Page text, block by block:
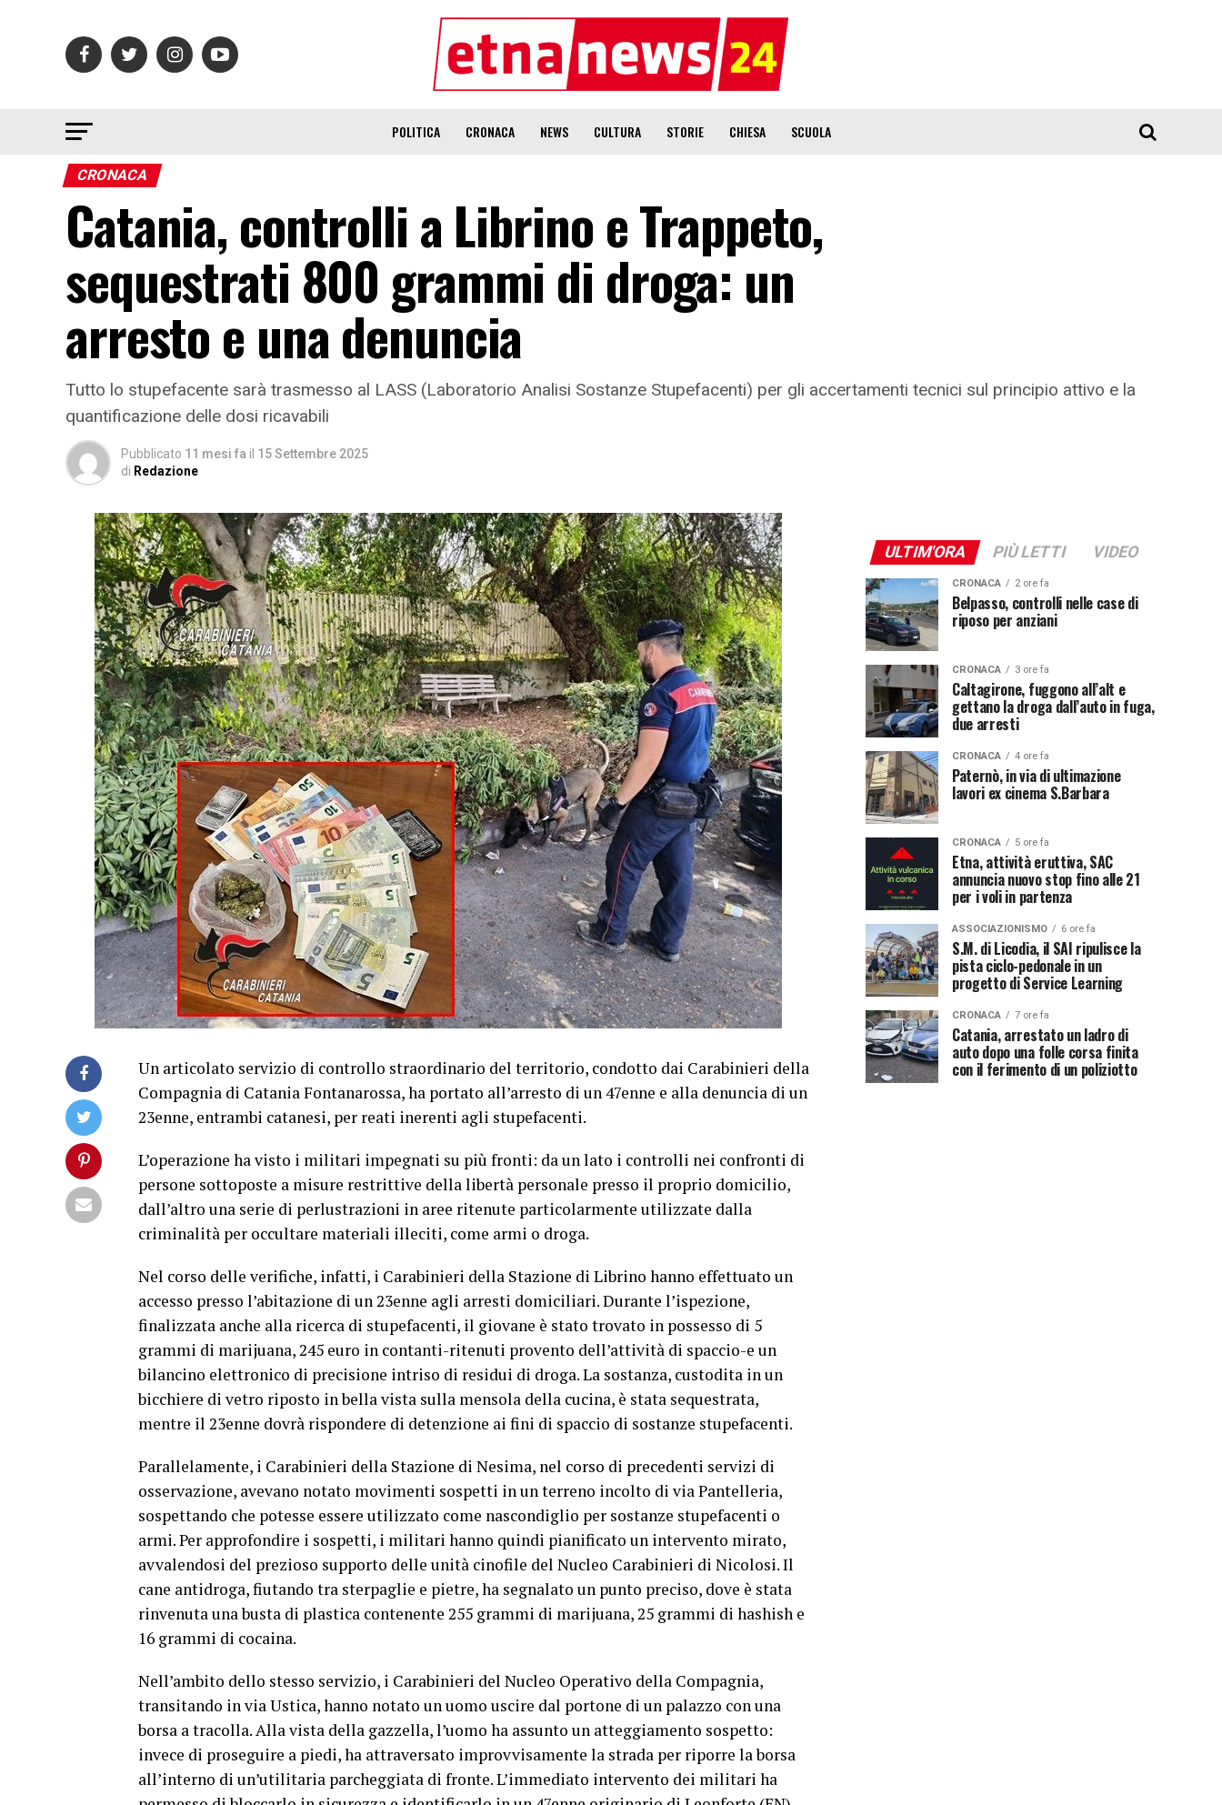
POLITICA CRONACA NEWS CULTURA STORIE CHIESA SCUOLA
CRONACA
Catania, controlli a Librino e Trappeto,
sequestrati 800 grammi di droga: un
arresto e una denuncia
Tutto lo stupefacente sarà trasmesso al LASS (Laboratorio Analisi Sostanze Stupefacenti) per gli accertamenti tecnici sul principio attivo e la
quantificazione delle dosi ricavabili
Pubblicato 11 mesi fa il 15 Settembre 2025
di Redazione
Un articolato servizio di controllo straordinario del territorio, condotto dai Carabinieri della
Compagnia di Catania Fontanarossa, ha portato all’arresto di un 47enne e alla denuncia di un
23enne, entrambi catanesi, per reati inerenti agli stupefacenti.
L’operazione ha visto i militari impegnati su più fronti: da un lato i controlli nei confronti di
persone sottoposte a misure restrittive della libertà personale presso il proprio domicilio,
dall’altro una serie di perlustrazioni in aree ritenute particolarmente utilizzate dalla
criminalità per occultare materiali illeciti, come armi o droga.
Nel corso delle verifiche, infatti, i Carabinieri della Stazione di Librino hanno effettuato un
accesso presso l’abitazione di un 23enne agli arresti domiciliari. Durante l’ispezione,
finalizzata anche alla ricerca di stupefacenti, il giovane è stato trovato in possesso di 5
grammi di marijuana, 245 euro in contanti-ritenuti provento dell’attività di spaccio-e un
bilancino elettronico di precisione intriso di residui di droga. La sostanza, custodita in un
bicchiere di vetro riposto in bella vista sulla mensola della cucina, è stata sequestrata,
mentre il 23enne dovrà rispondere di detenzione ai fini di spaccio di sostanze stupefacenti.
Parallelamente, i Carabinieri della Stazione di Nesima, nel corso di precedenti servizi di
osservazione, avevano notato movimenti sospetti in un terreno incolto di via Pantelleria,
sospettando che potesse essere utilizzato come nascondiglio per sostanze stupefacenti o
armi. Per approfondire i sospetti, i militari hanno quindi pianificato un intervento mirato,
avvalendosi del prezioso supporto delle unità cinofile del Nucleo Carabinieri di Nicolosi. Il
cane antidroga, fiutando tra sterpaglie e pietre, ha segnalato un punto preciso, dove è stata
rinvenuta una busta di plastica contenente 255 grammi di marijuana, 25 grammi di hashish e
16 grammi di cocaina.
Nell’ambito dello stesso servizio, i Carabinieri del Nucleo Operativo della Compagnia,
transitando in via Ustica, hanno notato un uomo uscire dal portone di un palazzo con una
borsa a tracolla. Alla vista della gazzella, l’uomo ha assunto un atteggiamento sospetto:
invece di proseguire a piedi, ha attraversato improvvisamente la strada per riporre la borsa
all’interno di un’utilitaria parcheggiata di fronte. L’immediato intervento dei militari ha
ULTIM'ORA PIÙ LETTI VIDEO
CRONACA 2 ore fa
Belpasso, controlli nelle case di
riposo per anziani
CRONACA 3 ore fa
Caltagirone, fuggono all’alt e
gettano la droga dall’auto in fuga,
due arresti
CRONACA 4 ore fa
Paternò, in via di ultimazione
lavori ex cinema S.Barbara
CRONACA 5 ore fa
Etna, attività eruttiva, SAC
annuncia nuovo stop fino alle 21
per i voli in partenza
ASSOCIAZIONISMO 6 ore fa
S.M. di Licodia, il SAI ripulisce la
pista ciclo-pedonale in un
progetto di Service Learning
CRONACA 7 ore fa
Catania, arrestato un ladro di
auto dopo una folle corsa finita
con il ferimento di un poliziotto